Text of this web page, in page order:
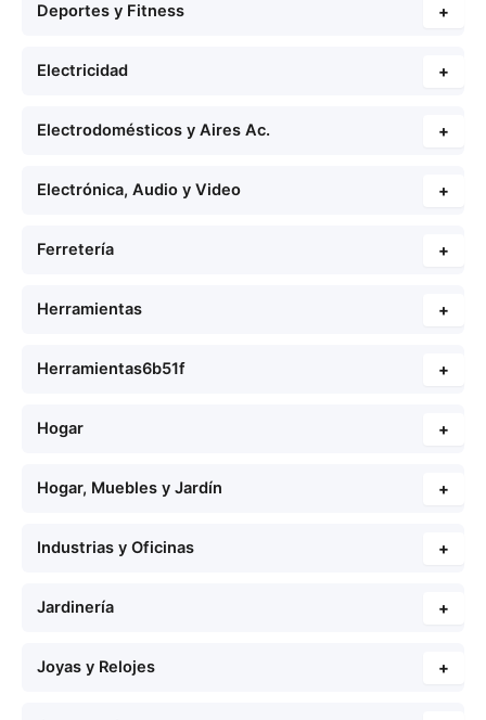
Deportes y Fitness +
Electricidad +
Electrodomésticos y Aires Ac. +
Electrónica, Audio y Video +
Ferretería +
Herramientas +
Herramientas6b51f +
Hogar +
Hogar, Muebles y Jardín +
Industrias y Oficinas +
Jardinería +
Joyas y Relojes +